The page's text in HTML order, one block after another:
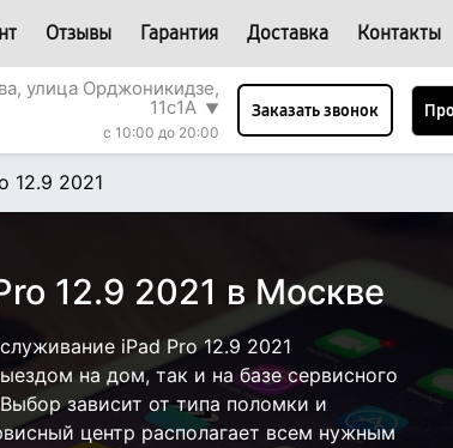
Отзывы Гарантия Доставка Контакты
улица Орджоникидзе,
11с1А ▼
с 10:00 до 20:00
Заказать звонок
12.9 2021
12.9 2021 в Москве
iPad Pro 12.9 2021
на дом, так и на базе сервисного
зависит от типа поломки и
центр располагает всем нужным